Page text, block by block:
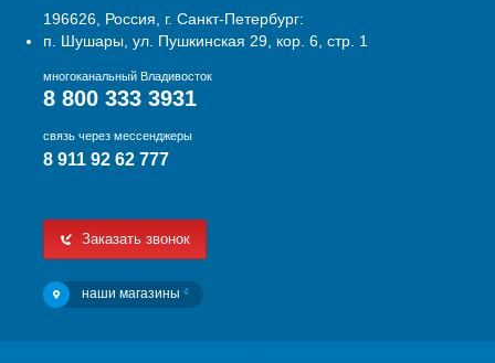
196626, Россия, г. Санкт-Петербург:
п. Шушары, ул. Пушкинская 29, кор. 6, стр. 1
многоканальный Владивосток
8 800 333 3931
связь через мессенджеры
8 911 92 62 777
Заказать звонок
наши магазины 4